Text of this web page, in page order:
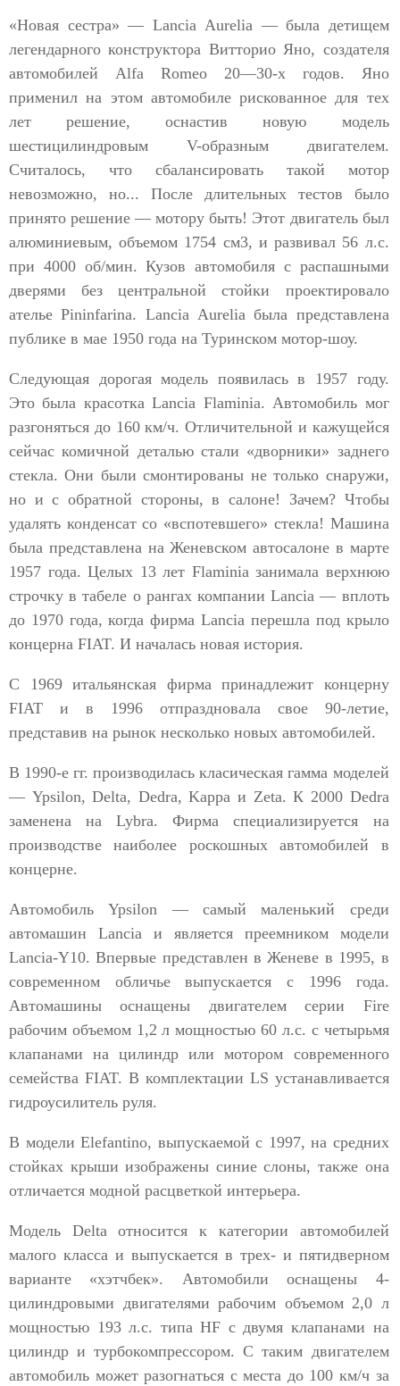
«Новая сестра» — Lancia Аurelia — была детищем
легендарного конструктора Витторио Яно, создателя
автомобилей Alfa Romeo 20—30-х годов. Яно
применил на этом автомобиле рискованное для тех
лет решение, оснастив новую модель
шестицилиндровым V-образным двигателем.
Считалось, что сбалансировать такой мотор
невозможно, но... После длительных тестов было
принято решение — мотору быть! Этот двигатель был
алюминиевым, объемом 1754 см3, и развивал 56 л.с.
при 4000 об/мин. Кузов автомобиля c распашными
дверями без центральной стойки проектировало
ателье Pininfarina. Lancia Аurelia была представлена
публике в мае 1950 года на Туринском мотор-шоу.
Следующая дорогая модель появилась в 1957 году.
Это была красотка Lancia Flaminia. Автомобиль мог
разгоняться до 160 км/ч. Отличительной и кажущейся
сейчас комичной деталью стали «дворники» заднего
стекла. Они были смонтированы не только снаружи,
но и с обратной стороны, в салоне! Зачем? Чтобы
удалять конденсат со «вспотевшего» стекла! Машина
была представлена на Женевском автосалоне в марте
1957 года. Целых 13 лет Flaminia занимала верхнюю
строчку в табеле о рангах компании Lancia — вплоть
до 1970 года, когда фирма Lancia перешла под крыло
концерна FIAT. И началась новая история.
С 1969 итальянская фирма принадлежит концерну
FIAT и в 1996 отпраздновала свое 90-летие,
представив на рынок несколько новых автомобилей.
В 1990-е гг. производилась класическая гамма моделей
— Ypsilon, Delta, Dedra, Kappa и Zeta. К 2000 Dedra
заменена на Lybra. Фирма специализируется на
производстве наиболее роскошных автомобилей в
концерне.
Автомобиль Ypsilon — самый маленький среди
автомашин Lancia и является преемником модели
Lancia-Y10. Впервые представлен в Женеве в 1995, в
современном обличье выпускается с 1996 года.
Автомашины оснащены двигателем серии Fire
рабочим объемом 1,2 л мощностью 60 л.с. с четырьмя
клапанами на цилиндр или мотором современного
семейства FIAT. В комплектации LS устанавливается
гидроусилитель руля.
В модели Elefantino, выпускаемой с 1997, на средних
стойках крыши изображены синие слоны, также она
отличается модной расцветкой интерьера.
Модель Delta относится к категории автомобилей
малого класса и выпускается в трех- и пятидверном
варианте «хэтчбек». Автомобили оснащены 4-
цилиндровыми двигателями рабочим объемом 2,0 л
мощностью 193 л.с. типа HF с двумя клапанами на
цилиндр и турбокомпрессором. С таким двигателем
автомобиль может разогнаться с места до 100 км/ч за